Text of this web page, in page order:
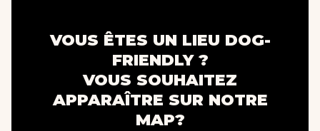
VOUS ÊTES UN LIEU DOG-
FRIENDLY ?
VOUS SOUHAITEZ
APPARAÎTRE SUR NOTRE
MAP?